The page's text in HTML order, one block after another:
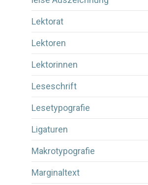
Lektorat
Lektoren
Lektorinnen
Leseschrift
Lesetypografie
Ligaturen
Makrotypografie
Marginaltext